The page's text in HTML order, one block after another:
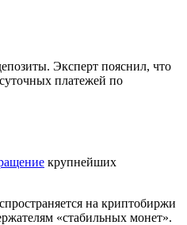
Эксперт пояснил, что
платежей по
крупнейших
на криптобиржи
«стабильных монет».